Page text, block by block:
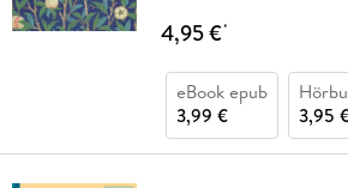
4,95 €*
eBook epub
3,99 €
3,95